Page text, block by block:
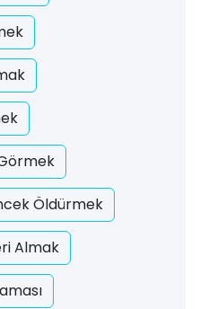
Öldürmek
Almak